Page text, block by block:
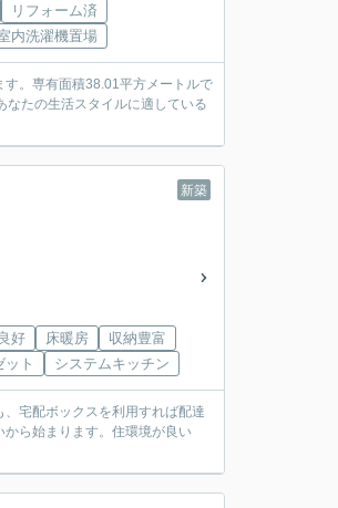
リフォーム済
内洗濯機置場
。専有面積38.01平方メートルで
たの生活スタイルに適している
新築
好 床暖房
収納豊富
ット
システムキッチン
宅配ボックスを利用すれば配達
ら始まります。住環境が良い